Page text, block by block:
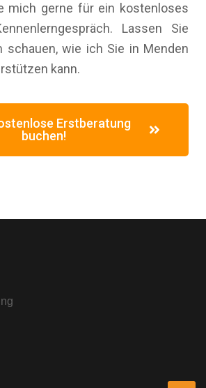
mich gerne für ein kostenloses
Lassen Sie
schauen, wie ich Sie in Menden
kann.
Erstberatung
buchen!